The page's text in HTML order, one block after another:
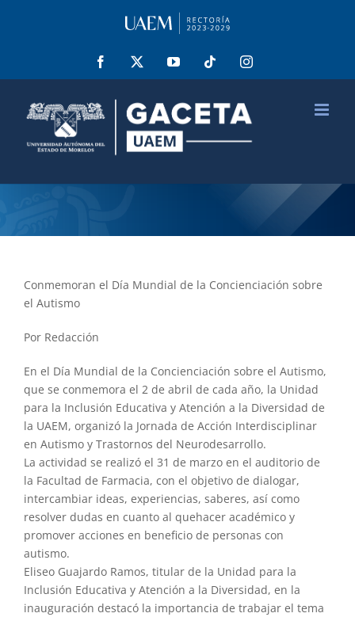
Facebook YouTube Tiktok Instagram
Conmemoran el Día Mundial de la Concienciación sobre
el Autismo
Por Redacción
En el Día Mundial de la Concienciación sobre el Autismo,
que se conmemora el 2 de abril de cada año, la Unidad
para la Inclusión Educativa y Atención a la Diversidad de
la UAEM, organizó la Jornada de Acción Interdisciplinar
en Autismo y Trastornos del Neurodesarrollo.
La actividad se realizó el 31 de marzo en el auditorio de
la Facultad de Farmacia, con el objetivo de dialogar,
intercambiar ideas, experiencias, saberes, así como
resolver dudas en cuanto al quehacer académico y
promover acciones en beneficio de personas con
autismo.
Eliseo Guajardo Ramos, titular de la Unidad para la
Inclusión Educativa y Atención a la Diversidad, en la
inauguración destacó la importancia de trabajar el tema